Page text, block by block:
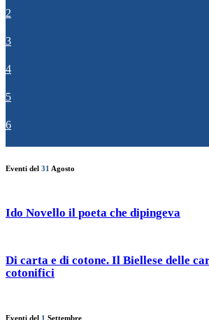
2
3
4
5
6
Eventi del 31 Agosto
Ido Novello il poeta che dipingeva
Di carta e di cotone. Il Biellese delle
cotonifici
Eventi del 1 Settembre